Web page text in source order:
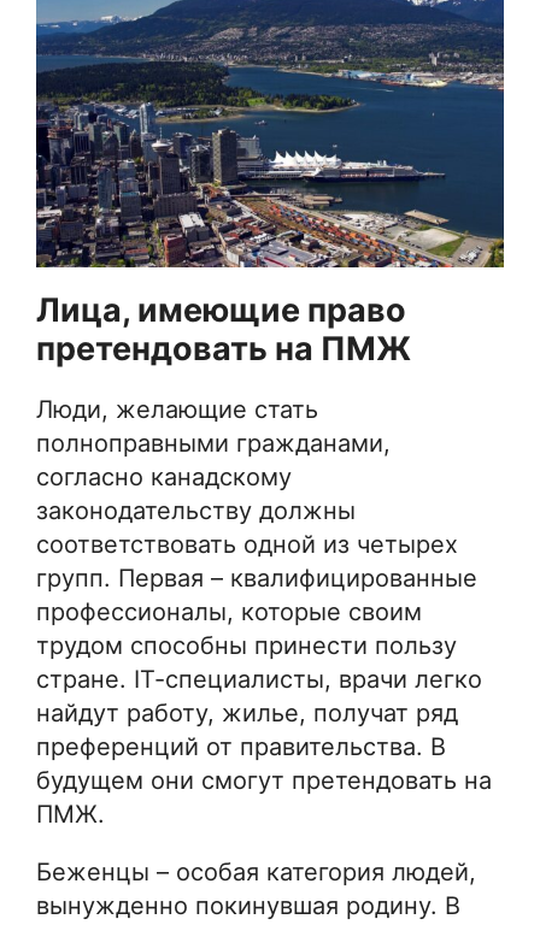
Лица, имеющие право
претендовать на ПМЖ
Люди, желающие стать
полноправными гражданами,
согласно канадскому
законодательству должны
соответствовать одной из четырех
групп. Первая – квалифицированные
профессионалы, которые своим
трудом способны принести пользу
стране. ІТ-специалисты, врачи легко
найдут работу, жилье, получат ряд
преференций от правительства. В
будущем они смогут претендовать на
ПМЖ.
Беженцы – особая категория людей,
вынужденно покинувшая родину. В